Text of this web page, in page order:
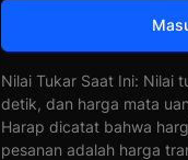
Nilai Tukar Saat Ini: Nilai
detik, dan harga mata
Harap dicatat bahwa
pesanan adalah harga